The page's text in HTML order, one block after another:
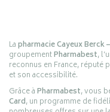
Lapharmacie Cayeux Berck
groupementPharmabest,
reconnus en France, réputé
et son accessibilité.
Grâce àPharmabest, vous
Card, un programme de